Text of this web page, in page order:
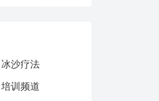
冰沙疗法
培训频道